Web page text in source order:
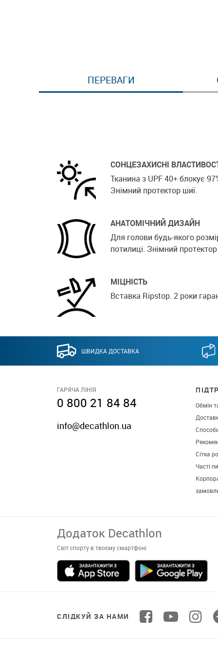
ПЕРЕВАГИ
СОНЦЕЗАХИСНІ
Тканина з UPF 40+ блокує
Знімний протектор шиї.
АНАТОМІЧНИЙ ДИЗАЙН
Для голови будь-якого
потилиці. Знімний
МІЦНІСТЬ
Вставка Ripstop. 2 роки
ШВИДКА ДОСТАВКА
ГАРЯЧА ЛІНІЯ
0 800 21 84 84
info@decathlon.ua
Обмін
Сітка
Часті